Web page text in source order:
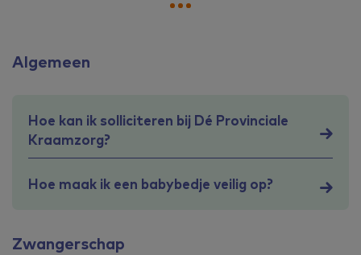
Algemeen
Hoe kan ik solliciteren bij Dé Provinciale
Kraamzorg?
Hoe maak ik een babybedje veilig op?
Zwangerschap